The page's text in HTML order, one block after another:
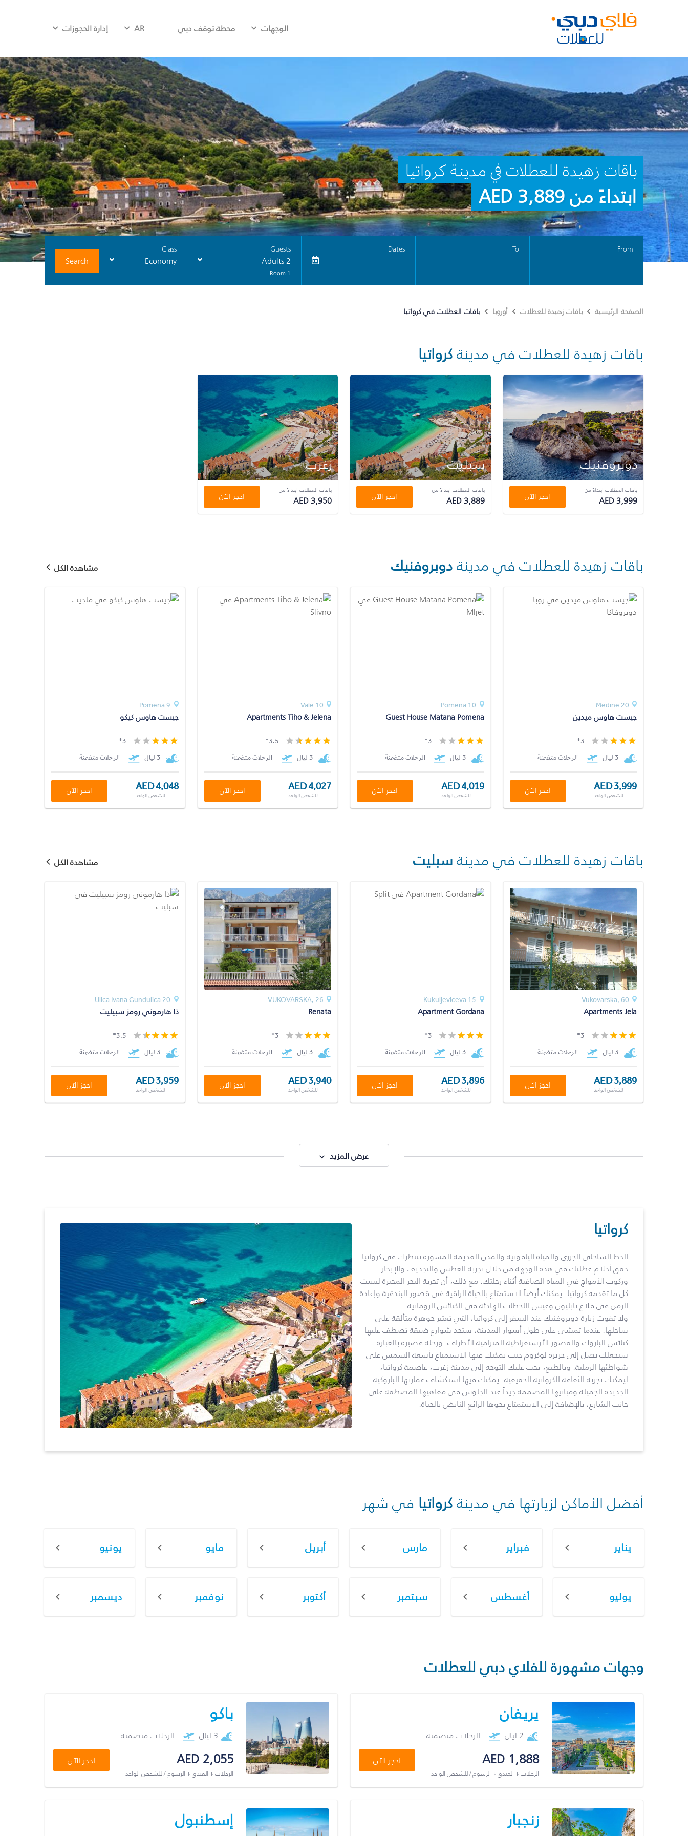
الوجهات محطة توقف دبي AR إدارة الحجوزات
باقات زهيدة للعطلات في مدينة كرواتيا
ابتداءً من 3,889 AED
From
To
Dates
Guests
2 Adults
1 Room
Class
Economy
Search
الصفحة الرئيسية باقات زهيدة للعطلات أوروبا باقات العطلات في كرواتيا
باقات زهيدة للعطلات في مدينةكرواتيا
دوبروفنيك
باقات العطلات ابتداءً من
AED 3,999 احجز الآن
سبليت
باقات العطلات ابتداءً من
AED 3,889 احجز الآن
زغرب
باقات العطلات ابتداءً من
AED 3,950 احجز الآن
باقات زهيدة للعطلات في مدينةدوبروفنيك مشاهدة الكل
Medine 20
جيست هاوس ميدين
3*
3 ليال
الرحلات متضمنة
AED 3,999
للشخص الواحد احجز الآن
Pomena 10
Guest House Matana Pomena
3*
3 ليال
الرحلات متضمنة
AED 4,019
للشخص الواحد احجز الآن
Vale 10
Apartments Tiho & Jelena
3.5*
3 ليال
الرحلات متضمنة
AED 4,027
للشخص الواحد احجز الآن
Pomena 9
جيست هاوس كيكو
3*
3 ليال
الرحلات متضمنة
AED 4,048
للشخص الواحد احجز الآن
باقات زهيدة للعطلات في مدينةسبليت مشاهدة الكل
Vukovarska, 60
Apartments Jela
3*
3 ليال
الرحلات متضمنة
AED 3,889
للشخص الواحد احجز الآن
Kukuljeviceva 15
Apartment Gordana
3*
3 ليال
الرحلات متضمنة
AED 3,896
للشخص الواحد احجز الآن
VUKOVARSKA, 26
Renata
3*
3 ليال
الرحلات متضمنة
AED 3,940
للشخص الواحد احجز الآن
20 Ulica Ivana Gundulica
ذا هارموني رومز سبيليت
3.5*
3 ليال
الرحلات متضمنة
AED 3,959
للشخص الواحد احجز الآن
عرض المزيد
كرواتيا
الخط الساحلي الجزري والمياه الياقوتية والمدن القديمة المسورة تنتظرك في كرواتيا.
حقق أحلام عطلتك في هذه الوجهة من خلال تجربة الغطس والتجديف والإبحار
وركوب الأمواج في المياه الصافية أثناء رحلتك. مع ذلك، أن تجربة البحر المحيرة ليست
كل ما تقدمه كرواتيا. يمكنك أيضاً الاستمتاع بالحياة الراقية في قصور البندقية وإعادة
الزمن في قلاع نابليون وعيش اللحظات الهادئة في الكنائس الرومانية.
ولا تفوت زيارة دوبروفنيك عند السفر إلى كرواتيا، التي تعتبر جوهرة متألقة على
ساحلها. عندما تمشي على طول أسوار المدينة، ستجد شوارع ضيقة تصطف عليها
كنائس الباروك والقصور الأرستقراطية المترامية الأطراف. ورحلة قصيرة بالعبارة
ستجعلك تصل إلى جزيرة لوكروم حيث يمكنك فيها الاستمتاع بأشعة الشمس على
شواطئها الرملية. وبالطبع، يجب عليك التوجه إلى مدينة زغرب، عاصمة كرواتيا،
ليمكنك تجربة الثقافة الكرواتية الحقيقية. يمكنك فيها استكشاف عمارتها الباروكية
الجديدة الجميلة ومبانيها المصممة جيداً عند الجلوس في مقاهيها المصطفة على
جانب الشارع، بالإضافة إلى الاستمتاع بجوها الرائع النابض بالحياة.
أفضل الأماكن لزيارتها في مدينةكرواتيا في شهر
يناير فبراير مارس أبريل مايو يونيو
يوليو أغسطس سبتمبر أكتوبر نوفمبر ديسمبر
وجهات مشهورة للفلاي دبي للعطلات
يريفان
2 ليال الرحلات متضمنة
AED 1,888
الرحلات + الفندق + الرسوم / للشخص الواحد
احجز الآن
باكو
3 ليال الرحلات متضمنة
AED 2,055
الرحلات + الفندق + الرسوم / للشخص الواحد
احجز الآن
زنجبار إسطنبول